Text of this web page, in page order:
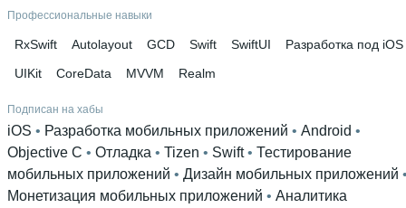
Профессиональные навыки
RxSwift Autolayout GCD Swift SwiftUI
Разработка под iOS
UIKit
CoreData MVVM Realm
Подписан на хабы
iOS • Разработка мобильных приложений • Android
Objective C • Отладка • Tizen • Swift • Тестирование
мобильных приложений • Дизайн мобильных приложений
Монетизация мобильных приложений • Аналитика